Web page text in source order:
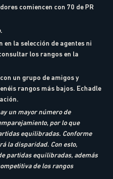
comiencen con 70 de PR
en la selección de agentes ni
los rangos en la
un grupo de amigos y
rangos más bajos. Echadle
un mayor número de
por lo que
equilibradas. Conforme
la disparidad. Con esto,
partidas equilibradas, además
de los rangos